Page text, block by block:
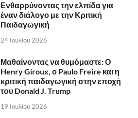
Ενθαρρύνοντας την ελπίδα για
έναν διάλογο με την Κριτική
Παιδαγωγική
24 Ιουλίου 2026
Μαθαίνοντας να θυμόμαστε: Ο
Henry Giroux, ο Paulo Freire και η
κριτική παιδαγωγική στην εποχή
του Donald J. Trump
19 Ιουλίου 2026